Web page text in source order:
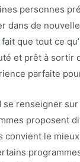
personnes
dans de
que tout ce
et prêt à sortir
parfaite
se renseigner
proposent
le